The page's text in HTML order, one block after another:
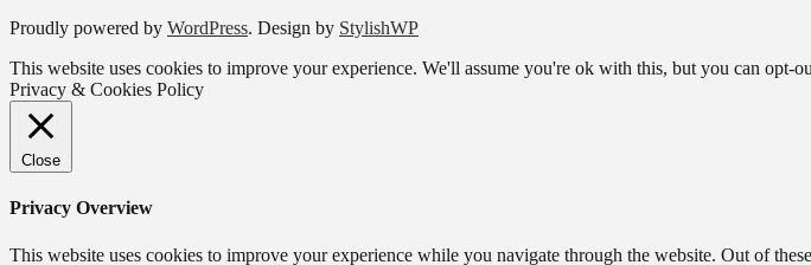
Proudly powered by WordPress. Design by StylishWP
This website uses cookies to improve your experience. We'll assume you're ok with this, but you can opt-
Privacy & Cookies Policy
Close
Privacy Overview
This website uses cookies to improve your experience while you navigate through the website. Out of